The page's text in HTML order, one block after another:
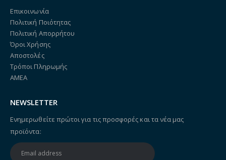
Επικοινωνία
Πολιτική Ποιότητας
Πολιτική Απορρήτου
Όροι Χρήσης
Αποστολές
Τρόποι Πληρωμής
ΑΜΕΑ
NEWSLETTER
Ενημερωθείτε πρώτοι για τις προσφορές και τα νέα μας
προϊόντα: